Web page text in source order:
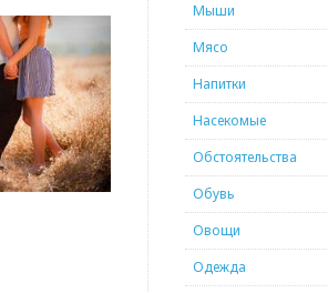
Мыши
Мясо
Напитки
Насекомые
Обстоятельства
Обувь
Овощи
Одежда